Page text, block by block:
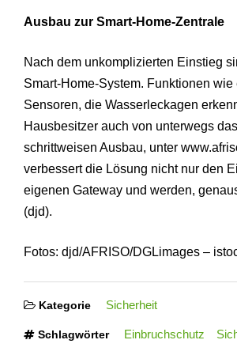
Ausbau zur Smart-Home-Zentrale
Nach dem unkomplizierten Einstieg
Smart-Home-System. Funktionen
Sensoren, die Wasserleckagen
Hausbesitzer auch von unterwegs
schrittweisen Ausbau, unter
verbessert die Lösung nicht nur den
eigenen Gateway und werden,
(djd).
Fotos: djd/AFRISO/DGLimages –
Kategorie Sicherheit
Schlagwörter Einbruchschutz